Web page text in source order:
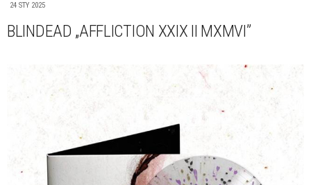
24 STY 2025
BLINDEAD „AFFLICTION XXIX II MXMVI”